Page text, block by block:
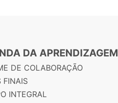
DA APRENDIZAGEM
DE COLABORAÇÃO
FINAIS
INTEGRAL